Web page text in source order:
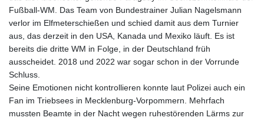
Fußball-WM. Das Team von Bundestrainer Julian Nagelsmann
verlor im Elfmeterschießen und schied damit aus dem Turnier
aus, das derzeit in den USA, Kanada und Mexiko läuft. Es ist
bereits die dritte WM in Folge, in der Deutschland früh
ausscheidet. 2018 und 2022 war sogar schon in der Vorrunde
Schluss.
Seine Emotionen nicht kontrollieren konnte laut Polizei auch ein
Fan im Triebsees in Mecklenburg-Vorpommern. Mehrfach
mussten Beamte in der Nacht wegen ruhestörenden Lärms zur